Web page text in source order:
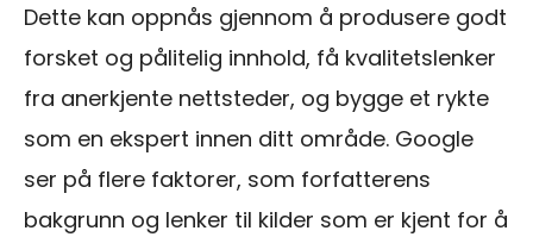
Dette kan oppnås gjennom å produsere godt
forsket og pålitelig innhold, få kvalitetslenker
fra anerkjente nettsteder, og bygge et rykte
som en ekspert innen ditt område. Google
ser på flere faktorer, som forfatterens
bakgrunn og lenker til kilder som er kjent for å